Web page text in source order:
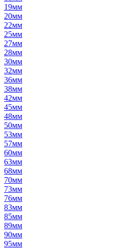
19мм
20мм
22мм
25мм
27мм
28мм
30мм
32мм
36мм
38мм
42мм
45мм
48мм
50мм
53мм
57мм
60мм
63мм
68мм
70мм
73мм
76мм
83мм
85мм
89мм
90мм
95мм